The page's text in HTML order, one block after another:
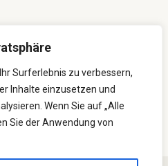
Surferlebnis zu verbessern,
Inhalte einzusetzen und
Wenn Sie auf „Alle
Sie der Anwendung von